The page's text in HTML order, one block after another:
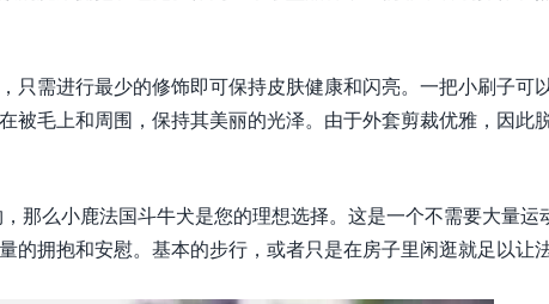
只需进行最少的修饰即可保持皮肤健康和闪亮。一把小刷子可
被毛上和周围，保持其美丽的光泽。由于外套剪裁优雅，因此
那么小鹿法国斗牛犬是您的理想选择。这是一个不需要大量运
的拥抱和安慰。基本的步行，或者只是在房子里闲逛就足以让